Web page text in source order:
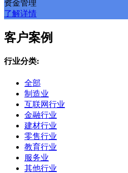
资金管理
了解详情
客户案例
行业分类:
全部
制造业
互联网行业
金融行业
建材行业
零售行业
教育行业
服务业
其他行业